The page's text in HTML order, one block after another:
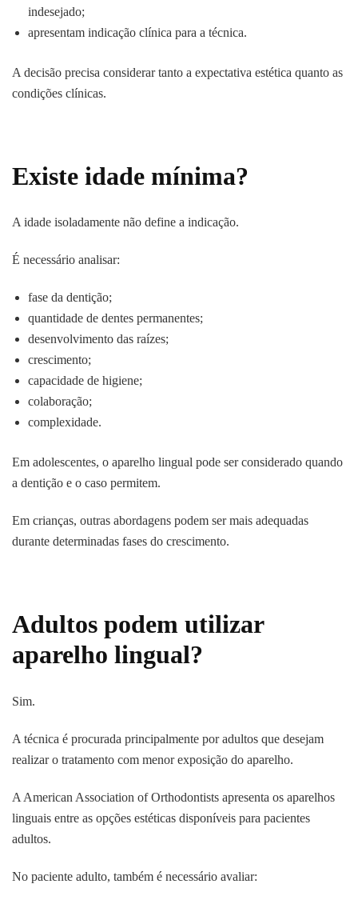
indesejado;
apresentam indicação clínica para a técnica.
A decisão precisa considerar tanto a expectativa estética quanto as
condições clínicas.
Existe idade mínima?
A idade isoladamente não define a indicação.
É necessário analisar:
fase da dentição;
quantidade de dentes permanentes;
desenvolvimento das raízes;
crescimento;
capacidade de higiene;
colaboração;
complexidade.
Em adolescentes, o aparelho lingual pode ser considerado quando
a dentição e o caso permitem.
Em crianças, outras abordagens podem ser mais adequadas
durante determinadas fases do crescimento.
Adultos podem utilizar
aparelho lingual?
Sim.
A técnica é procurada principalmente por adultos que desejam
realizar o tratamento com menor exposição do aparelho.
A American Association of Orthodontists apresenta os aparelhos
linguais entre as opções estéticas disponíveis para pacientes
adultos.
No paciente adulto, também é necessário avaliar: